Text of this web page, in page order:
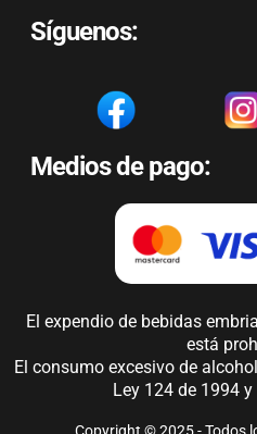
Síguenos:
Medios de pago:
El expendio de bebidas
está
El consumo excesivo de
Ley 124 de 1994